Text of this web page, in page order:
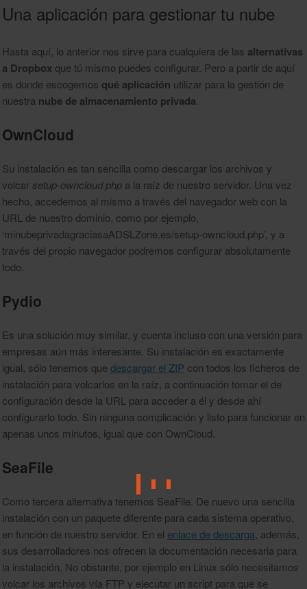
Una aplicación para gestionar tu nube
Hasta aquí, lo anterior nos sirve para cualquiera de las alternativas
a Dropbox que tú mismo puedes configurar. Pero a partir de aquí
es donde escogemos qué aplicación utilizar para la gestión de
nuestra nube de almacenamiento privada
OwnCloud
Su instalación es tan sencilla como descargar los archivos y
volcarsetup-owncloud.php a la raíz de nuestro servidor. Una vez
hecho, accedemos al mismo a través del navegador web con la
URL de nuestro dominio, como por ejemplo,
‘minubeprivadagraciasaADSLZone.es/setup-owncloud.php’, y a
través del propio navegador podremos configurar absolutamente
todo.
Pydio
Es una solución muy similar, y cuenta incluso con una versión para
empresas aún más interesante. Su instalación es exactamente
igual, sólo tenemos quedescargar el ZIP con todos los ficheros de
instalación para volcarlos en la raíz, a continuación tomar el de
configuración desde la URL para acceder a él y desde ahí
configurarlo todo. Sin ninguna complicación y listo para funcionar en
apenas unos minutos, igual que con OwnCloud.
SeaFile
Como tercera alternativa tenemos SeaFile. De nuevo una sencilla
instalación con un paquete diferente para cada sistema operativo,
en función de nuestro servidor. En el enlace de descarga , además,
sus desarrolladores nos ofrecen la documentación necesaria para
la instalación. No obstante, por ejemplo en Linux sólo necesitamos
volcar los archivos vía FTP y ejecutar un script para que se